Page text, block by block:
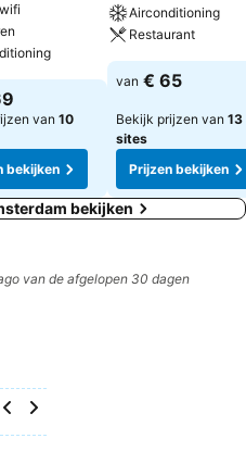
van 10
bekijken
Airconditioning
Restaurant
van € 65
Bekijk prijzen van 13
sites
Prijzen bekijken
bekijken
van de afgelopen 30 dagen